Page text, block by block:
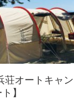
荘オートキャ
】